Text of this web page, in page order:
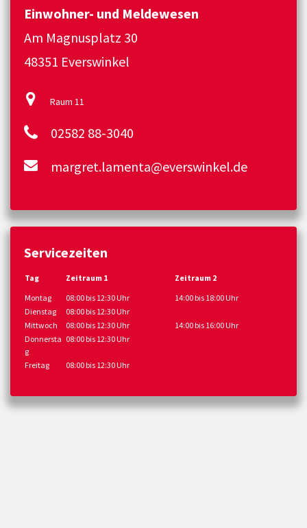
Einwohner- und Meldewesen
Am Magnusplatz 30
48351 Everswinkel
Raum 11
02582 88-3040
margret.lamenta@everswinkel.de
Servicezeiten
Tag Zeitraum 1
Zeitraum 2
Montag
08:00 bis 12:30 Uhr
14:00 bis 18:00 Uhr
Dienstag
08:00 bis 12:30 Uhr
Mittwoch
08:00 bis 12:30 Uhr
14:00 bis 16:00 Uhr
Donnersta
g
08:00 bis 12:30 Uhr
Freitag 08:00 bis 12:30 Uhr